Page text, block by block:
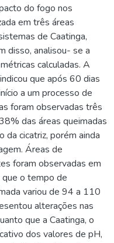
do fogo nos
em três áreas
de Caatinga,
disso, analisou- se a
calculadas. A
que após 60 dias
a um processo de
foram observadas três
das áreas queimadas
da cicatriz, porém ainda
Áreas de
foram observadas em
o tempo de
variou de 94 a 110
alterações nas
que a Caatinga, o
dos valores de pH,